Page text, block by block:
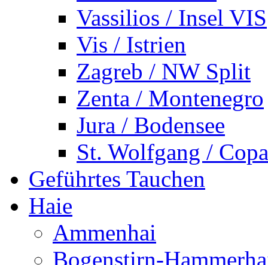
Vassilios / Insel VIS
Vis / Istrien
Zagreb / NW Split
Zenta / Montenegro
Jura / Bodensee
St. Wolfgang /
Geführtes Tauchen
Haie
Ammenhai
Bogenstirn-